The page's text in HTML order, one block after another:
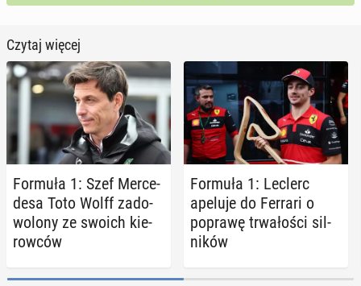
Czytaj więcej
Formuła 1: Szef Mer­ce­
de­sa Toto Wolff za­do­
wo­lo­ny ze swoich kie­
row­ców
Formuła 1: Leclerc
apeluje do Ferrari o
poprawę trwa­ło­ści sil­
ni­ków